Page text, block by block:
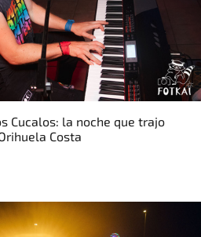
Cucalos: la noche que trajo
Costa